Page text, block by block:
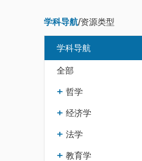
学科导航/资源类型
学科导航
全部
哲学
经济学
法学
教育学